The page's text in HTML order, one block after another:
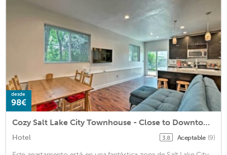
desde
98€
Cozy Salt Lake City Townhouse - Close to Downtown!
Hotel 3.8 Aceptable (9)